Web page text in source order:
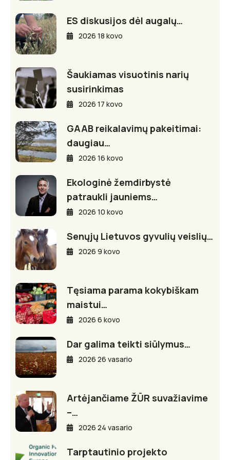
ES diskusijos dėl augalų…
2026 18 kovo
Šaukiamas visuotinis narių
susirinkimas
2026 17 kovo
GAAB reikalavimų pakeitimai:
daugiau…
2026 16 kovo
Ekologinė žemdirbystė
patraukli jauniems…
2026 10 kovo
Senųjų Lietuvos gyvulių veislių…
2026 9 kovo
Tęsiama parama kokybiškam
maistui…
2026 6 kovo
Dar galima teikti siūlymus…
2026 26 vasario
Artėjančiame ŽŪR suvažiavime
–…
2026 24 vasario
Tarptautinio projekto